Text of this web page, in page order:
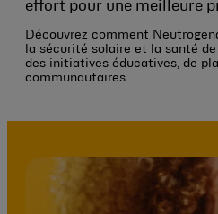
effort pour une meilleure
Découvrez comment
la sécurité solaire et la santé
des initiatives éducatives, de
communautaires.